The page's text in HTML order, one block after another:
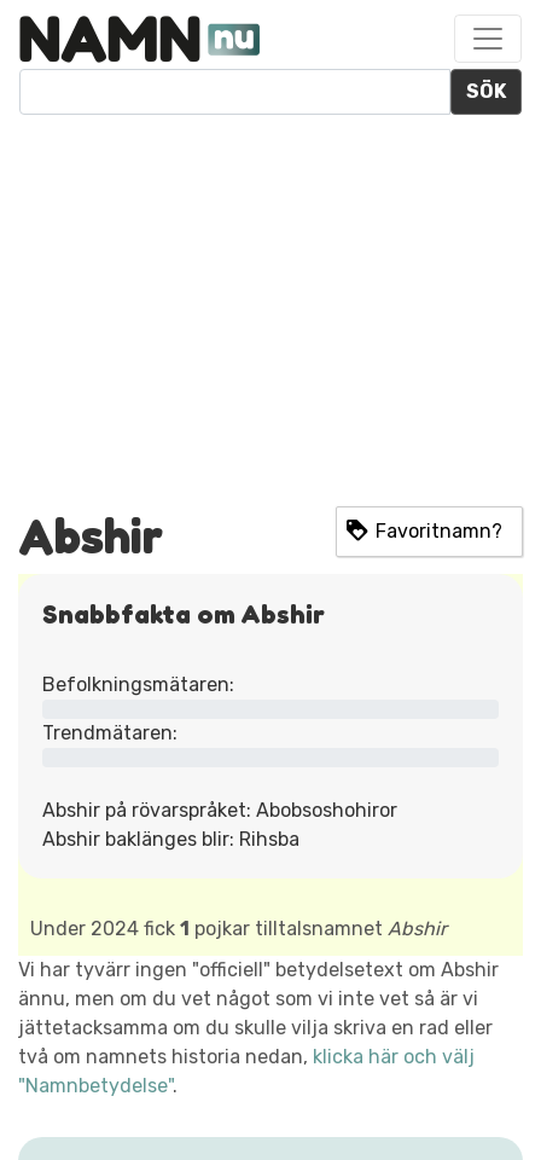
SÖK
Abshir Favoritnamn?
Snabbfakta om Abshir
Befolkningsmätaren:
Trendmätaren:
Abshir på rövarspråket: Abobsoshohiror
Abshir baklänges blir: Rihsba
Under 2024 fick 1 pojkar tilltalsnamnet Abshir
Vi har tyvärr ingen "officiell" betydelsetext om Abshir
ännu, men om du vet något som vi inte vet så är vi
jättetacksamma om du skulle vilja skriva en rad eller
två om namnets historia nedan, klicka här och välj
"Namnbetydelse".